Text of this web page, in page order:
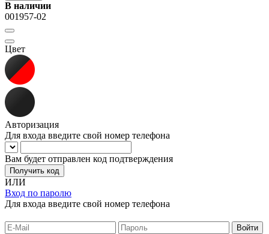
В наличии
001957-02
Цвет
Авторизация
Для входа введите свой номер телефона
Вам будет отправлен код подтверждения
Получить код
ИЛИ
Вход по паролю
Для входа введите свой номер телефона